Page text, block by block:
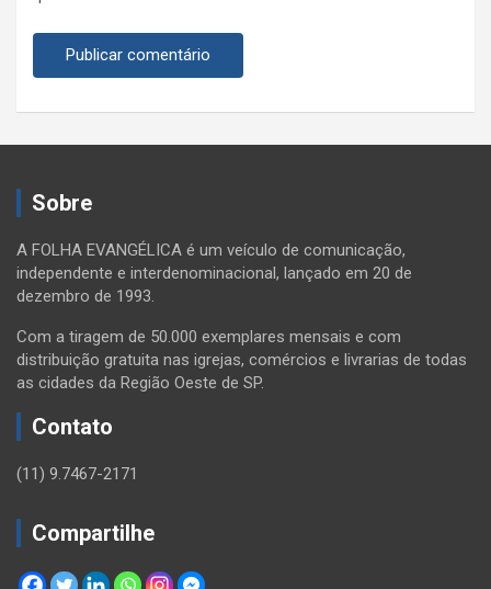
Sobre
A FOLHA EVANGÉLICA é um veículo de comunicação,
independente e interdenominacional, lançado em 20 de
dezembro de 1993.
Com a tiragem de 50.000 exemplares mensais e com
distribuição gratuita nas igrejas, comércios e livrarias de todas
as cidades da Região Oeste de SP.
Contato
(11) 9.7467-2171
Compartilhe